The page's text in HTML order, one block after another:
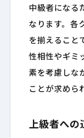
中級者になる
なります。各
を揃えること
性相性やギミ
素を考慮しな
ことが求めら
上級者への